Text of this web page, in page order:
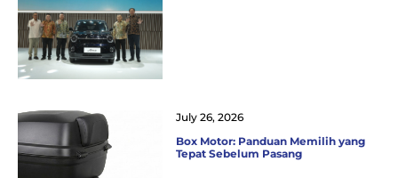
Box Motor: Panduan Memilih yang
Tepat Sebelum Pasang
July 26, 2026